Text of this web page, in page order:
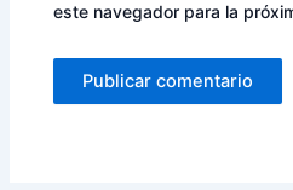
este navegador para la